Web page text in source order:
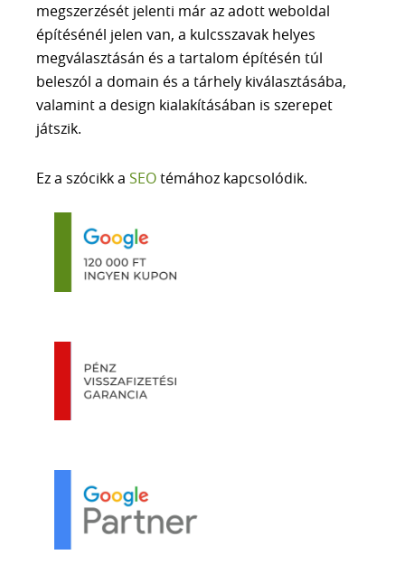
GOOGLE ALGORITMUSOK
LLM ALAPJAI
AI SEO
KAPCSOLAT
megszerzését jelenti már az adott weboldal
építésénél jelen van, a kulcsszavak helyes
megválasztásán és a tartalom építésén túl
beleszól a domain és a tárhely kiválasztásába,
valamint a design kialakításában is szerepet
játszik.
Ez a szócikk a SEOtémához kapcsolódik.